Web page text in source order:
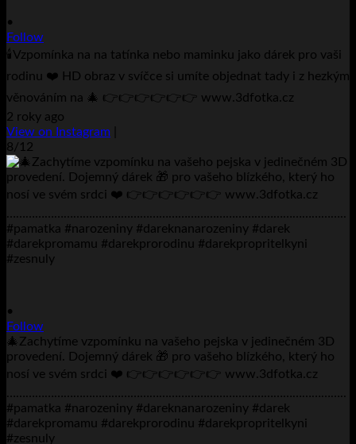
•
Follow
🕯️Vzpomínka na na tatínka nebo maminku jako dárek pro vaši
rodinu ❤️ HD obraz v svíčce si umíte objednat tady i z hezkým
věnováním na 🎄 👉👉👉👉👉👉 www.3dfotka.cz
2 roky ago
View on Instagram
8/12
•
Follow
🎄Zachytíme vzpomínku na vašeho pejska v jedinečném 3D
provedení. Dojemný dárek 🎁 pro vašeho blízkého, který ho
nosí ve svém srdci ❤️ 👉👉👉👉👉👉 www.3dfotka.cz
……………………………………………………………………………………………..
#pamatka #narozeniny #dareknanarozeniny #darek
#darekpromamu #darekprorodinu #darekpropritelkyni
#zesnuly